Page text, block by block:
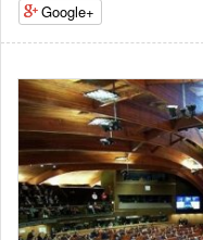
Google+